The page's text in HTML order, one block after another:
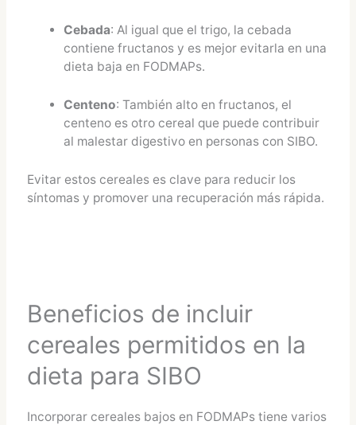
Cebada: Al igual que el trigo, la cebada
contiene fructanos y es mejor evitarla en una
dieta baja en FODMAPs.
Centeno: También alto en fructanos, el
centeno es otro cereal que puede contribuir
al malestar digestivo en personas con SIBO.
Evitar estos cereales es clave para reducir los
síntomas y promover una recuperación más rápida.
Beneficios de incluir
cereales permitidos en la
dieta para SIBO
Incorporar cereales bajos en FODMAPs tiene varios